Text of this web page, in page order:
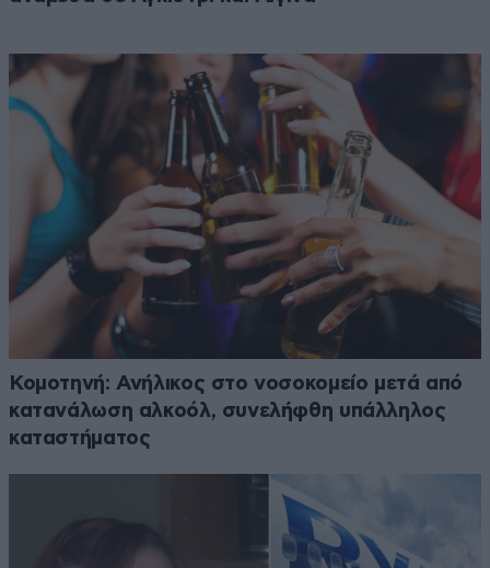
Κομοτηνή: Ανήλικος στο νοσοκομείο μετά από
κατανάλωση αλκοόλ, συνελήφθη υπάλληλος
καταστήματος